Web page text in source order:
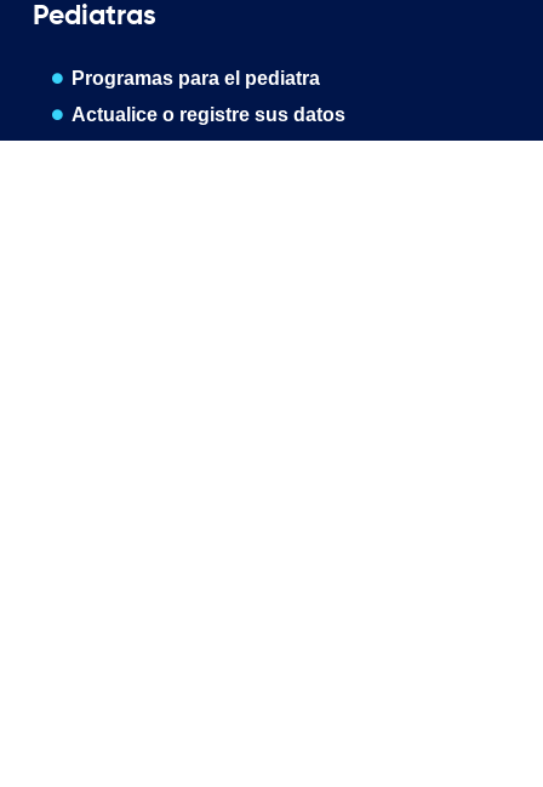
Pediatras
Programas para el pediatra
Actualice o registre sus datos